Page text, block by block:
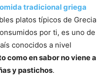
tradicional griega
platos típicos de Grecia
por ti, es uno de
conocidos a nivel
como en sabor no viene a
y pastichos.